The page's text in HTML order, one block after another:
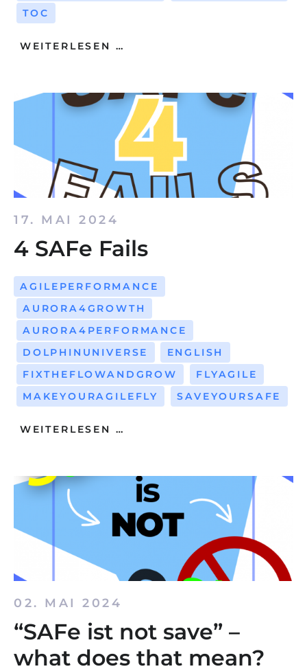
TOC
WEITERLESEN …
17. MAI 2024
4 SAFe Fails
AGILEPERFORMANCE
AURORA4GROWTH
AURORA4PERFORMANCE
DOLPHINUNIVERSE
ENGLISH
FIXTHEFLOWANDGROW
FLYAGILE
MAKEYOURAGILEFLY
SAVEYOURSAFE
WEITERLESEN …
02. MAI 2024
“SAFe ist not save” –
what does that mean?